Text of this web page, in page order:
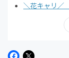
＼花キャリ／